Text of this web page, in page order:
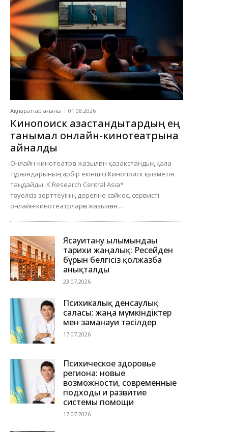
Ақпараттар ағыны 01.08.2026
Кинопоиск қазақстандықтардың ең
танымал онлайн-кинотеатрына
айналды
Онлайн-кинотеатрға жазылған қазақстандық қала
тұрғындарының әрбір екіншісі Кинопоиск қызметін
таңдайды. K Research Central Asia*
тәуелсіз зерттеуінің дерегіне сәйкес, сервисті
онлайн-кинотеатрларға жазылған...
Ясауитану ғылымындағы
тарихи жаңалық: Ресейден
бұрын белгісіз қолжазба
анықталды
23.07.2026
Психикалық денсаулық
саласы: жаңа мүмкіндіктер
мен заманауи тәсілдер
17.07.2026
Психическое здоровье
региона: новые
возможности, современные
подходы и развитие
системы помощи
17.07.2026